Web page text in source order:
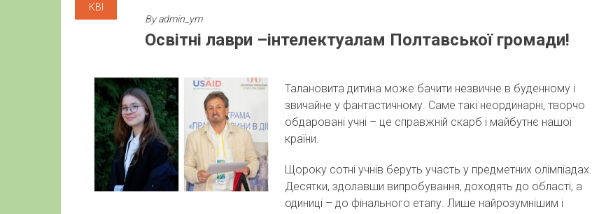
КВІ
Byadmin_ym
Освітні лаври –інтелектуалам Полтавської громади!
Талановита дитина може бачити незвичне в буденному і
звичайне у фантастичному. Саме такі неординарні, творчо
обдаровані учні – це справжній скарб і майбутнє нашої
країни.
Щороку сотні учнів беруть участь у предметних олімпіадах.
Десятки, здолавши випробування, доходять до області, а
одиниці – до фінального етапу. Лише найрозумнішим і